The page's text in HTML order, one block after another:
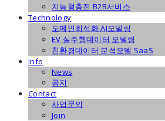
지능형충전 B2B서비스
Technology
도메인최적화 AI모델링
EV 실주행데이터 모델링
친환경데이터 분석모델 SaaS
Info
News
공지
Contact
사업문의
Join